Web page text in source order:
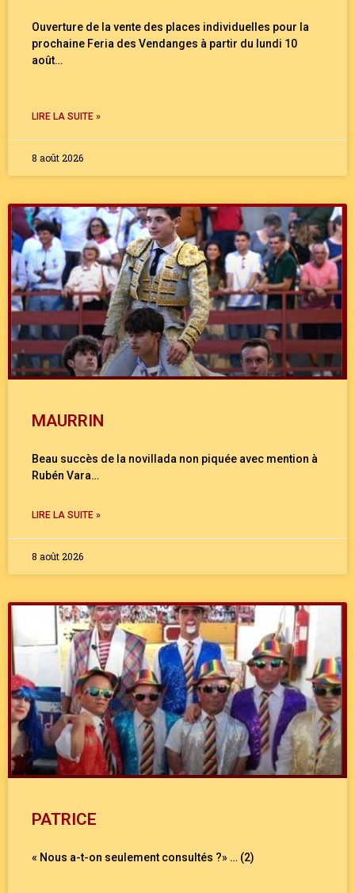
Ouverture de la vente des places individuelles pour la
prochaine Feria des Vendanges à partir du lundi 10
août…
LIRE LA SUITE »
8 août 2026
MAURRIN
Beau succès de la novillada non piquée avec mention à
Rubén Vara…
LIRE LA SUITE »
8 août 2026
PATRICE
« Nous a-t-on seulement consultés ?» … (2)